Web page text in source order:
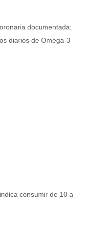
documentada:
diarios de Omega-3
consumir de 10 a